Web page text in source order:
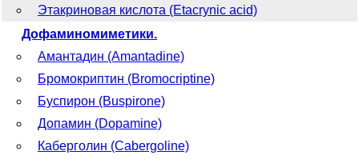
Этакриновая кислота (Etacrynic acid)
Дофаминомиметики.
Амантадин (Amantadine)
Бромокриптин (Bromocriptine)
Буспирон (Buspirone)
Допамин (Dopamine)
Каберголин (Cabergoline)